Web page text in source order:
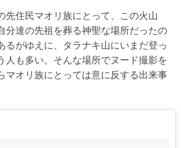
先住民マオリ族にとって、この火山
分達の先祖を葬る神聖な場所だったの
るがゆえに、タラナキ山にいまだ登っ
人も多い。そんな場所でヌード撮影を
マオリ族にとっては意に反する出来事